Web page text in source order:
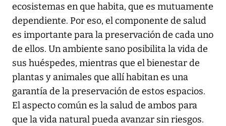
ecosistemas en que habita, que es mutuamente
dependiente. Por eso, el componente de salud
es importante para la preservación de cada uno
de ellos. Un ambiente sano posibilita la vida de
sus huéspedes, mientras que el bienestar de
plantas y animales que allí habitan es una
garantía de la preservación de estos espacios.
El aspecto común es la salud de ambos para
que la vida natural pueda avanzar sin riesgos.